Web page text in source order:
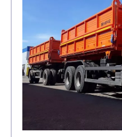
(12)
АВТОБУСЫ
Вахтовые автобусы(3)
Автотопливозаправщики